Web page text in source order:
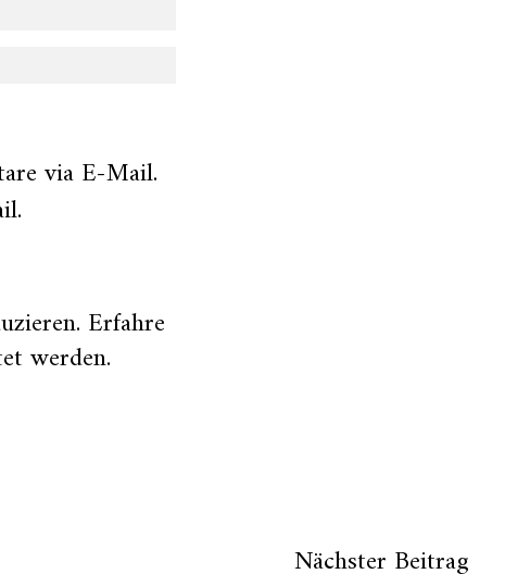
via E-Mail.
Erfahre
werden.
Nächster Beitrag